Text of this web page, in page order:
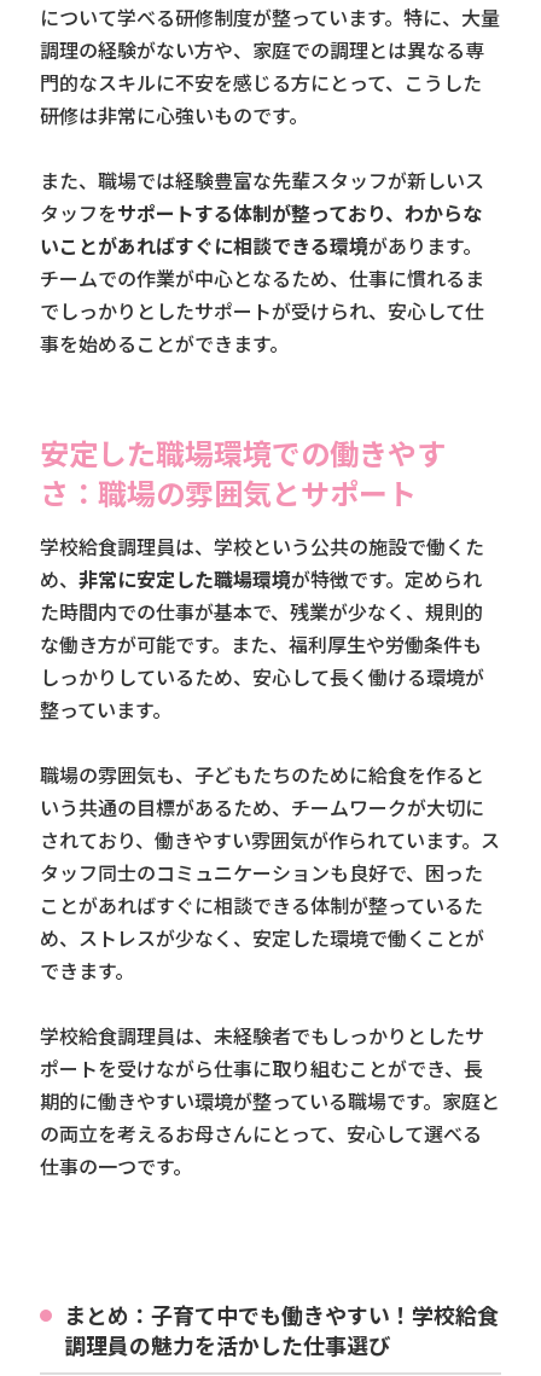
について学べる研修制度が整っています。特に、大量
調理の経験がない方や、家庭での調理とは異なる専
門的なスキルに不安を感じる方にとって、こうした
研修は非常に心強いものです。
また、職場では経験豊富な先輩スタッフが新しいス
タッフをサポートする体制が整っており、わからな
いことがあればすぐに相談できる環境があります。
チームでの作業が中心となるため、仕事に慣れるま
でしっかりとしたサポートが受けられ、安心して仕
事を始めることができます。
安定した職場環境での働きやす
さ：職場の雰囲気とサポート
学校給食調理員は、学校という公共の施設で働くた
め、非常に安定した職場環境が特徴です。定められ
た時間内での仕事が基本で、残業が少なく、規則的
な働き方が可能です。また、福利厚生や労働条件も
しっかりしているため、安心して長く働ける環境が
整っています。
職場の雰囲気も、子どもたちのために給食を作ると
いう共通の目標があるため、チームワークが大切に
されており、働きやすい雰囲気が作られています。ス
タッフ同士のコミュニケーションも良好で、困った
ことがあればすぐに相談できる体制が整っているた
め、ストレスが少なく、安定した環境で働くことが
できます。
学校給食調理員は、未経験者でもしっかりとしたサ
ポートを受けながら仕事に取り組むことができ、長
期的に働きやすい環境が整っている職場です。家庭と
の両立を考えるお母さんにとって、安心して選べる
仕事の一つです。
まとめ：子育て中でも働きやすい！学校給食
調理員の魅力を活かした仕事選び